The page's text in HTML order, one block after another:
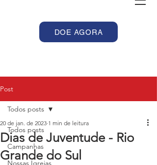
DOE AGORA
Post
Todos posts
Campanhas
Nossas Igrejas
Todos posts
Dias de Juventude - Rio
Grande do Sul
20 de jan. de 2023 1 min de leitura